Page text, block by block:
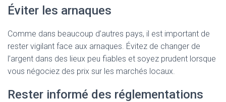
Éviter les arnaques
Comme dans beaucoup d’autres pays, il est important de
rester vigilant face aux arnaques. Évitez de changer de
l’argent dans des lieux peu fiables et soyez prudent lorsque
vous négociez des prix sur les marchés locaux.
Rester informé des réglementations